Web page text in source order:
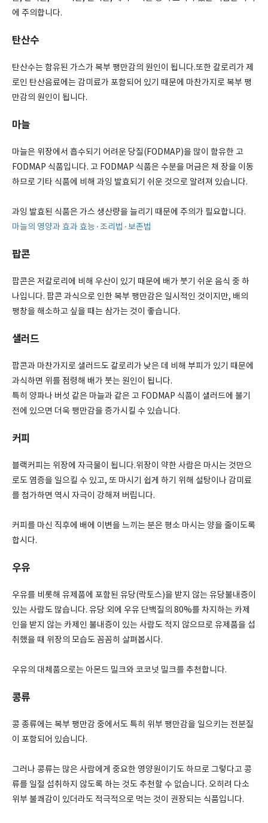
에 주의합니다.
탄산수
탄산수는 함유된 가스가 복부 팽만감의 원인이 됩니다.또한 칼로리가 제
로인 탄산음료에는 감미료가 포함되어 있기 때문에 마찬가지로 복부 팽
만감의 원인이 됩니다.
마늘
마늘은 위장에서 흡수되기 어려운 당질(FODMAP)을 많이 함유한 고
FODMAP 식품입니다. 고 FODMAP 식품은 수분을 머금은 채 장을 이동
하므로 기타 식품에 비해 과잉 발효되기 쉬운 것으로 알려져 있습니다.
과잉 발효된 식품은 가스 생산량을 늘리기 때문에 주의가 필요합니다.
마늘의 영양과 효과 효능·조리법·보존법
팝콘
팝콘은 저칼로리에 비해 우산이 있기 때문에 배가 붓기 쉬운 음식 중 하
나입니다. 팝콘 과식으로 인한 복부 팽만감은 일시적인 것이지만, 배의
팽창을 해소하고 싶을 때는 삼가는 것이 좋습니다.
샐러드
팝콘과 마찬가지로 샐러드도 칼로리가 낮은 데 비해 부피가 있기 때문에
과식하면 위를 점령해 배가 붓는 원인이 됩니다.
특히 양파나 버섯 같은 마늘과 같은 고 FODMAP 식품이 샐러드에 불기
전에 있으면 더욱 팽만감을 증가시킬 수 있습니다.
커피
블랙커피는 위장에 자극물이 됩니다.위장이 약한 사람은 마시는 것만으
로도 염증을 일으킬 수 있고, 또 마시기 쉽게 하기 위해 설탕이나 감미료
를 첨가하면 역시 자극이 강해져 버립니다.
커피를 마신 직후에 배에 이변을 느끼는 분은 평소 마시는 양을 줄이도록
합시다.
우유
우유를 비롯해 유제품에 포함된 유당(락토스)을 받지 않는 유당불내증이
있는 사람도 많습니다. 유당 외에 우유 단백질의 80%를 차지하는 카제
인을 받지 않는 카제인 불내증이 있는 사람도 적지 않으므로 유제품을 섭
취했을 때 위장의 모습도 꼼꼼히 살펴봅시다.
우유의 대체품으로는 아몬드 밀크와 코코넛 밀크를 추천합니다.
콩류
콩 종류에는 복부 팽만감 중에서도 특히 위부 팽만감을 일으키는 전분질
이 포함되어 있습니다.
그러나 콩류는 많은 사람에게 중요한 영양원이기도 하므로 그렇다고 콩
류를 일절 섭취하지 않도록 하는 것도 추천할 수 없습니다. 오히려 다소
위부 불쾌감이 있더라도 적극적으로 먹는 것이 권장되는 식품입니다.